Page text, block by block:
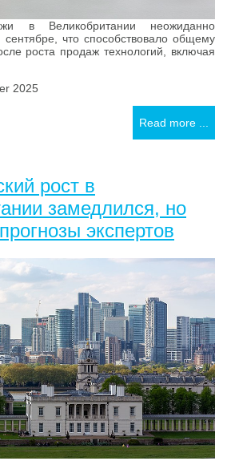
в Великобритании неожиданно
что способствовало общему
роста продаж технологий, включая
2025
Read more ...
рост в
замедлился, но
экспертов